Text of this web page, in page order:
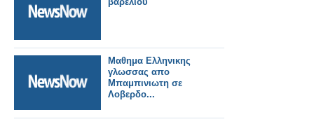
Μαθημα Ελληνικης
γλωσσας απο
Μπαμπινιωτη σε
Λοβερδο...